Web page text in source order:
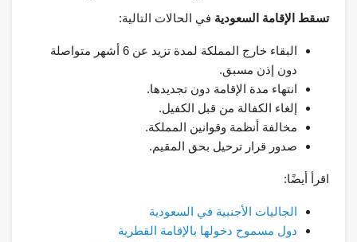
تسقط الإقامة السعودية في الحالات التالية:
البقاء خارج المملكة لمدة تزيد عن 6 أشهر متواصلة
دون إذن مسبق.
انتهاء مدة الإقامة دون تجديدها.
إلغاء الكفالة من قبل الكفيل.
مخالفة أنظمة وقوانين المملكة.
صدور قرار ترحيل بحق المقيم.
اقرأ أيضًا:
الجاليات الأجنبية في السعودية
دول مسموح دخولها بالإقامة القطرية